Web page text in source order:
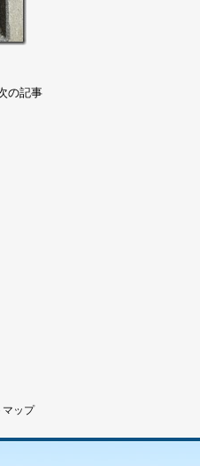
の記事
マップ